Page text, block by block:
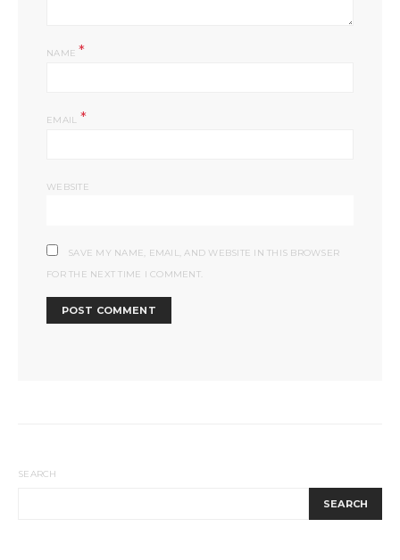
NAME*
EMAIL *
WEBSITE
SAVE MY NAME, EMAIL, AND WEBSITE IN THIS BROWSER
FOR THE NEXT TIME I COMMENT.
SEARCH
SEARCH